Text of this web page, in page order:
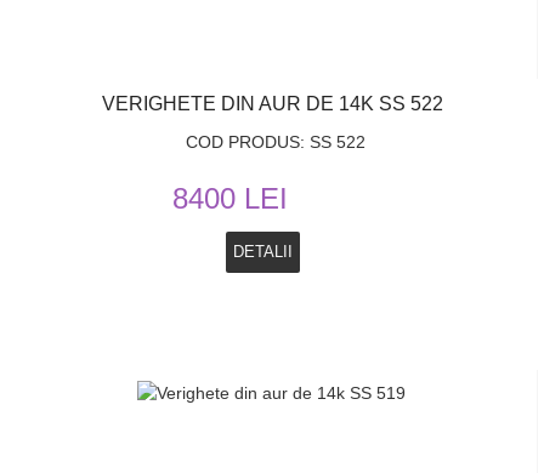
VERIGHETE DIN AUR DE 14K SS 522
COD PRODUS: SS 522
8400 LEI
DETALII